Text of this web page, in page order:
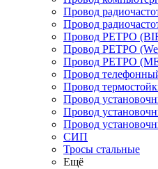
Провод
Провод
Провод РЕТРО
Провод РЕТРО
Провод РЕТРО
Провод
Провод
Провод
Провод
Провод
СИП
Тросы стальные
Ещё